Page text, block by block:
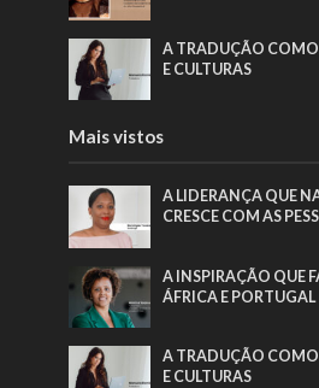
A TRADUÇÃO COMO
E CULTURAS
Mais vistos
A LIDERANÇA QUE
CRESCE COM AS
A INSPIRAÇÃO QUE
ÁFRICA E PORTUGAL
A TRADUÇÃO COMO
E CULTURAS